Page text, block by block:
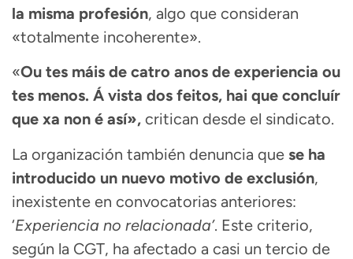
la misma profesión, algo que consideran
«totalmente incoherente».
«Ou tes máis de catro anos de experiencia ou
tes menos. Á vista dos feitos, hai que concluír
que xa non é así», critican desde el sindicato.
La organización también denuncia que se ha
introducido un nuevo motivo de exclusión,
inexistente en convocatorias anteriores:
‘Experiencia no relacionada’. Este criterio,
según la CGT, ha afectado a casi un tercio de